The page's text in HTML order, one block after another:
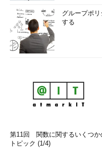
グループポ
する
第11回 関数に関するいくつか
トピック (1/4)